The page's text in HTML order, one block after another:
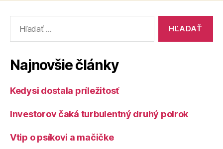
Najnovšie články
Kedysi dostala príležitosť
Investorov čaká turbulentný druhý polrok
Vtip o psíkovi a mačičke